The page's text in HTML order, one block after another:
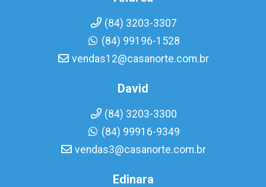
(84) 3203-3307
(84) 99196-1528
vendas12@casanorte.com.br
David
(84) 3203-3300
(84) 99916-9349
vendas3@casanorte.com.br
Edinara